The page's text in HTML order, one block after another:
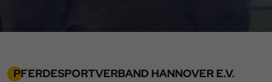
PFERDESPORTVERBAND HANNOVER E.V.